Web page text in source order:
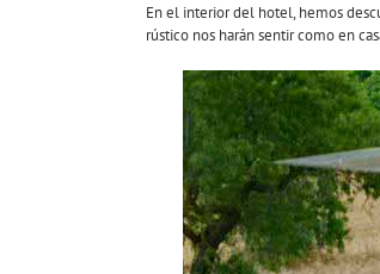
En el interior del hotel, hemos
rústico nos harán sentir como en